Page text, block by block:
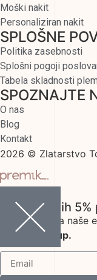
Moški nakit
Personaliziran nakit
SPLOŠNE
Politika zasebnosti
Splošni pogoji
Tabela skladnosti
SPOZNAJTE
O nas
Blog
Kontakt
2026 © Zlatarstvo
Ekskluzivnih
Prijavite se na
vaš prvi nakup.